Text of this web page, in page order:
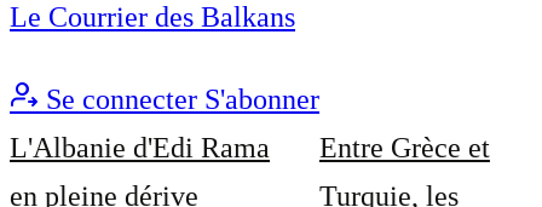
Le Courrier des Balkans
Se connecter S'abonner
L'Albanie d'Edi Rama
en pleine dérive
Entre Grèce et
Turquie, les